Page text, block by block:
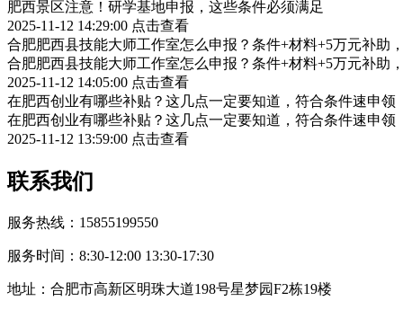
肥西景区注意！研学基地申报，这些条件必须满足
2025-11-12 14:29:00 点击查看
合肥肥西县技能大师工作室怎么申报？条件+材料+5万元补助
合肥肥西县技能大师工作室怎么申报？条件+材料+5万元补助
2025-11-12 14:05:00 点击查看
在肥西创业有哪些补贴？这几点一定要知道，符合条件速申领
在肥西创业有哪些补贴？这几点一定要知道，符合条件速申领
2025-11-12 13:59:00 点击查看
联系我们
服务热线：15855199550
服务时间：8:30-12:00 13:30-17:30
地址：合肥市高新区明珠大道198号星梦园F2栋19楼